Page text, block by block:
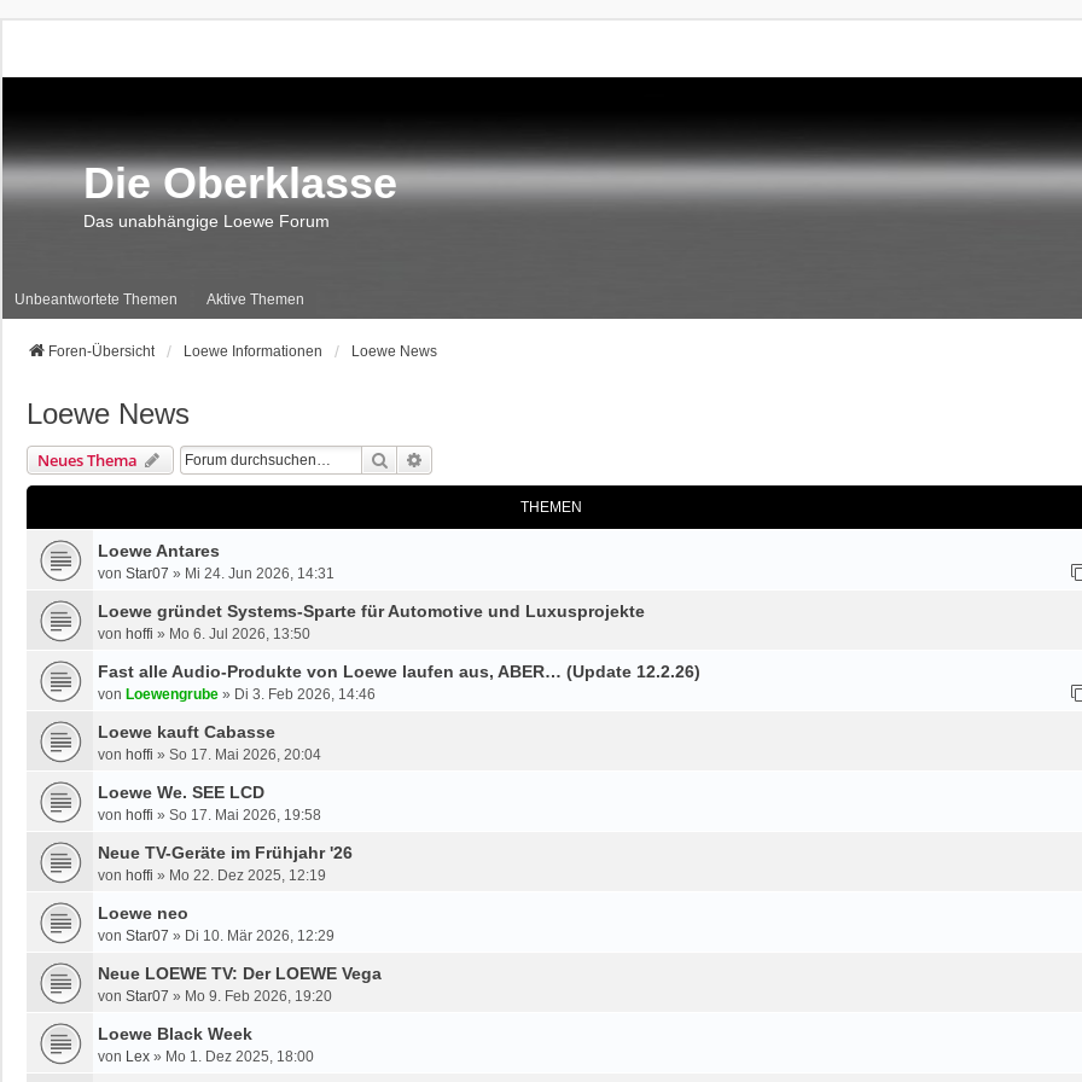
Die Oberklasse
Das unabhängige Loewe Forum
Unbeantwortete Themen Aktive Themen
Foren-Übersicht Loewe Informationen Loewe News
Loewe News
Neues Thema Suche
THEMEN
Loewe Antares
von Star07 » Mi 24. Jun 2026, 14:31
Loewe gründet Systems-Sparte für Automotive und Luxusprojekte
von hoffi » Mo 6. Jul 2026, 13:50
Fast alle Audio-Produkte von Loewe laufen aus, ABER… (Update 12.2.26)
von Loewengrube » Di 3. Feb 2026, 14:46
Loewe kauft Cabasse
von hoffi » So 17. Mai 2026, 20:04
Loewe We. SEE LCD
von hoffi » So 17. Mai 2026, 19:58
Neue TV-Geräte im Frühjahr '26
von hoffi » Mo 22. Dez 2025, 12:19
Loewe neo
von Star07 » Di 10. Mär 2026, 12:29
Neue LOEWE TV: Der LOEWE Vega
von Star07 » Mo 9. Feb 2026, 19:20
Loewe Black Week
von Lex » Mo 1. Dez 2025, 18:00